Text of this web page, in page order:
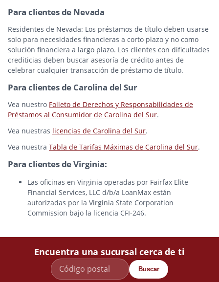
Para clientes de Nevada
Residentes de Nevada: Los préstamos de título deben usarse
solo para necesidades financieras a corto plazo y no como
solución financiera a largo plazo. Los clientes con dificultades
crediticias deben buscar asesoría de crédito antes de
celebrar cualquier transacción de préstamo de título.
Para clientes de Carolina del Sur
Vea nuestro Folleto de Derechos y Responsabilidades de
Préstamos al Consumidor de Carolina del Sur.
Vea nuestras licencias de Carolina del Sur.
Vea nuestra Tabla de Tarifas Máximas de Carolina del Sur.
Para clientes de Virginia:
Las oficinas en Virginia operadas por Fairfax Elite
Financial Services, LLC d/b/a LoanMax están
autorizadas por la Virginia State Corporation
Commission bajo la licencia CFI-246.
Encuentra una sucursal cerca de ti
Buscar